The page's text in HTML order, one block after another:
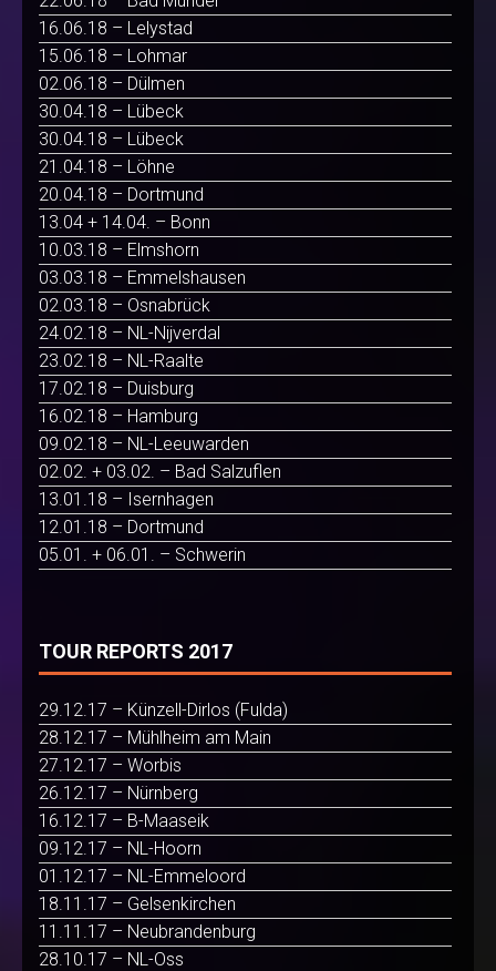
16.06.18 – Lelystad
15.06.18 – Lohmar
02.06.18 – Dülmen
30.04.18 – Lübeck
30.04.18 – Lübeck
21.04.18 – Löhne
20.04.18 – Dortmund
13.04 + 14.04. – Bonn
10.03.18 – Elmshorn
03.03.18 – Emmelshausen
02.03.18 – Osnabrück
24.02.18 – NL-Nijverdal
23.02.18 – NL-Raalte
17.02.18 – Duisburg
16.02.18 – Hamburg
09.02.18 – NL-Leeuwarden
02.02. + 03.02. – Bad Salzuflen
13.01.18 – Isernhagen
12.01.18 – Dortmund
05.01. + 06.01. – Schwerin
TOUR REPORTS 2017
29.12.17 – Künzell-Dirlos (Fulda)
28.12.17 – Mühlheim am Main
27.12.17 – Worbis
26.12.17 – Nürnberg
16.12.17 – B-Maaseik
09.12.17 – NL-Hoorn
01.12.17 – NL-Emmeloord
18.11.17 – Gelsenkirchen
11.11.17 – Neubrandenburg
28.10.17 – NL-Oss